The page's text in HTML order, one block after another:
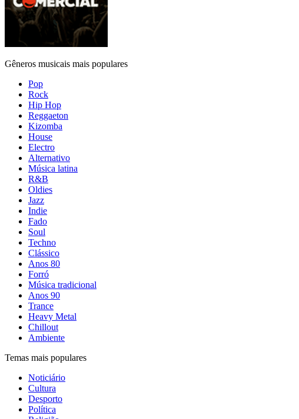
Gêneros musicais mais populares
Pop
Rock
Hip Hop
Reggaeton
Kizomba
House
Electro
Alternativo
Música latina
R&B
Oldies
Jazz
Indie
Fado
Soul
Techno
Clássico
Anos 80
Forró
Música tradicional
Anos 90
Trance
Heavy Metal
Chillout
Ambiente
Temas mais populares
Noticiário
Cultura
Desporto
Política